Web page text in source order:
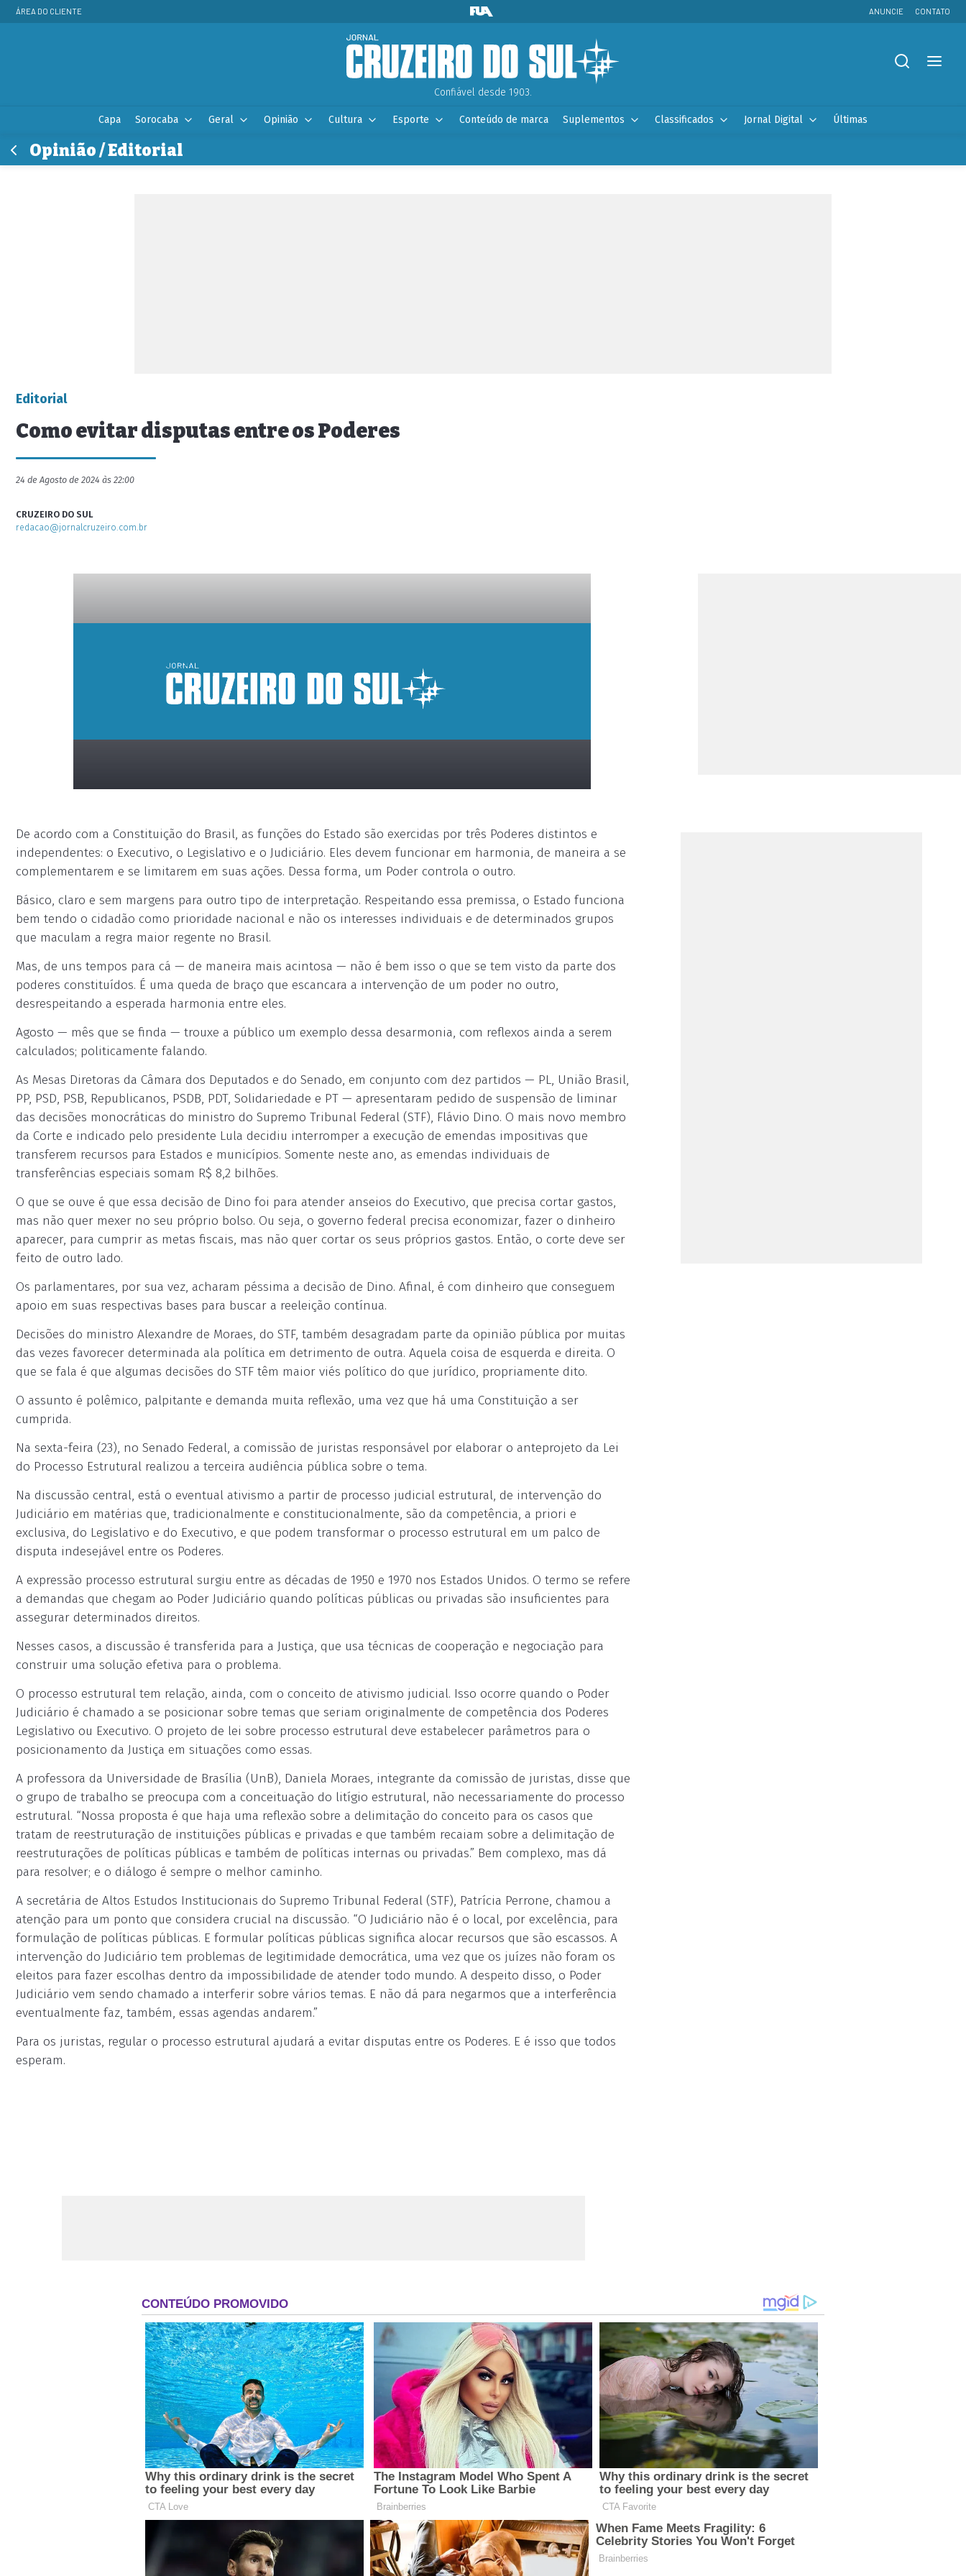
ÁREA DO CLIENTE ANUNCIE CONTATO
Confiável desde 1903.
Capa Sorocaba Geral Opinião Cultura Esporte Conteúdo de marca Suplementos Classificados Jornal Digital Últimas
Opinião / Editorial
Editorial
Como evitar disputas entre os Poderes
24 de Agosto de 2024 às 22:00
CRUZEIRO DO SUL
redacao@jornalcruzeiro.com.br
De acordo com a Constituição do Brasil, as funções do Estado são exercidas por três Poderes distintos e
independentes: o Executivo, o Legislativo e o Judiciário. Eles devem funcionar em harmonia, de maneira a se
complementarem e se limitarem em suas ações. Dessa forma, um Poder controla o outro.
Básico, claro e sem margens para outro tipo de interpretação. Respeitando essa premissa, o Estado funciona
bem tendo o cidadão como prioridade nacional e não os interesses individuais e de determinados grupos
que maculam a regra maior regente no Brasil.
Mas, de uns tempos para cá — de maneira mais acintosa — não é bem isso o que se tem visto da parte dos
poderes constituídos. É uma queda de braço que escancara a intervenção de um poder no outro,
desrespeitando a esperada harmonia entre eles.
Agosto — mês que se finda — trouxe a público um exemplo dessa desarmonia, com reflexos ainda a serem
calculados; politicamente falando.
As Mesas Diretoras da Câmara dos Deputados e do Senado, em conjunto com dez partidos — PL, União Brasil,
PP, PSD, PSB, Republicanos, PSDB, PDT, Solidariedade e PT — apresentaram pedido de suspensão de liminar
das decisões monocráticas do ministro do Supremo Tribunal Federal (STF), Flávio Dino. O mais novo membro
da Corte e indicado pelo presidente Lula decidiu interromper a execução de emendas impositivas que
transferem recursos para Estados e municípios. Somente neste ano, as emendas individuais de
transferências especiais somam R$ 8,2 bilhões.
O que se ouve é que essa decisão de Dino foi para atender anseios do Executivo, que precisa cortar gastos,
mas não quer mexer no seu próprio bolso. Ou seja, o governo federal precisa economizar, fazer o dinheiro
aparecer, para cumprir as metas fiscais, mas não quer cortar os seus próprios gastos. Então, o corte deve ser
feito de outro lado.
Os parlamentares, por sua vez, acharam péssima a decisão de Dino. Afinal, é com dinheiro que conseguem
apoio em suas respectivas bases para buscar a reeleição contínua.
Decisões do ministro Alexandre de Moraes, do STF, também desagradam parte da opinião pública por muitas
das vezes favorecer determinada ala política em detrimento de outra. Aquela coisa de esquerda e direita. O
que se fala é que algumas decisões do STF têm maior viés político do que jurídico, propriamente dito.
O assunto é polêmico, palpitante e demanda muita reflexão, uma vez que há uma Constituição a ser
cumprida.
Na sexta-feira (23), no Senado Federal, a comissão de juristas responsável por elaborar o anteprojeto da Lei
do Processo Estrutural realizou a terceira audiência pública sobre o tema.
Na discussão central, está o eventual ativismo a partir de processo judicial estrutural, de intervenção do
Judiciário em matérias que, tradicionalmente e constitucionalmente, são da competência, a priori e
exclusiva, do Legislativo e do Executivo, e que podem transformar o processo estrutural em um palco de
disputa indesejável entre os Poderes.
A expressão processo estrutural surgiu entre as décadas de 1950 e 1970 nos Estados Unidos. O termo se refere
a demandas que chegam ao Poder Judiciário quando políticas públicas ou privadas são insuficientes para
assegurar determinados direitos.
Nesses casos, a discussão é transferida para a Justiça, que usa técnicas de cooperação e negociação para
construir uma solução efetiva para o problema.
O processo estrutural tem relação, ainda, com o conceito de ativismo judicial. Isso ocorre quando o Poder
Judiciário é chamado a se posicionar sobre temas que seriam originalmente de competência dos Poderes
Legislativo ou Executivo. O projeto de lei sobre processo estrutural deve estabelecer parâmetros para o
posicionamento da Justiça em situações como essas.
A professora da Universidade de Brasília (UnB), Daniela Moraes, integrante da comissão de juristas, disse que
o grupo de trabalho se preocupa com a conceituação do litígio estrutural, não necessariamente do processo
estrutural. “Nossa proposta é que haja uma reflexão sobre a delimitação do conceito para os casos que
tratam de reestruturação de instituições públicas e privadas e que também recaiam sobre a delimitação de
reestruturações de políticas públicas e também de políticas internas ou privadas.” Bem complexo, mas dá
para resolver; e o diálogo é sempre o melhor caminho.
A secretária de Altos Estudos Institucionais do Supremo Tribunal Federal (STF), Patrícia Perrone, chamou a
atenção para um ponto que considera crucial na discussão. “O Judiciário não é o local, por excelência, para
formulação de políticas públicas. E formular políticas públicas significa alocar recursos que são escassos. A
intervenção do Judiciário tem problemas de legitimidade democrática, uma vez que os juízes não foram os
eleitos para fazer escolhas dentro da impossibilidade de atender todo mundo. A despeito disso, o Poder
Judiciário vem sendo chamado a interferir sobre vários temas. E não dá para negarmos que a interferência
eventualmente faz, também, essas agendas andarem.”
Para os juristas, regular o processo estrutural ajudará a evitar disputas entre os Poderes. E é isso que todos
esperam.